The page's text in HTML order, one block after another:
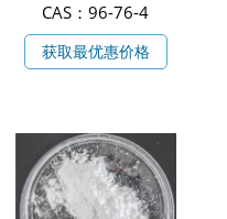
CAS：96-76-4
获取最优惠价格